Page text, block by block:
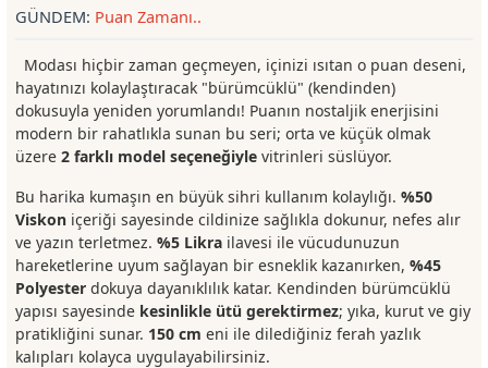
GÜNDEM: Puan Zamanı..
Modası hiçbir zaman geçmeyen, içinizi ısıtan o puan deseni,
hayatınızı kolaylaştıracak "bürümcüklü" (kendinden)
dokusuyla yeniden yorumlandı! Puanın nostaljik enerjisini
modern bir rahatlıkla sunan bu seri; orta ve küçük olmak
üzere 2 farklı model seçeneğiyle vitrinleri süslüyor.
Bu harika kumaşın en büyük sihri kullanım kolaylığı. %50
Viskon içeriği sayesinde cildinize sağlıkla dokunur, nefes alır
ve yazın terletmez. %5 Likra ilavesi ile vücudunuzun
hareketlerine uyum sağlayan bir esneklik kazanırken, %45
Polyester dokuya dayanıklılık katar. Kendinden bürümcüklü
yapısı sayesinde kesinlikle ütü gerektirmez; yıka, kurut ve giy
pratikliğini sunar. 150 cm eni ile dilediğiniz ferah yazlık
kalıpları kolayca uygulayabilirsiniz.